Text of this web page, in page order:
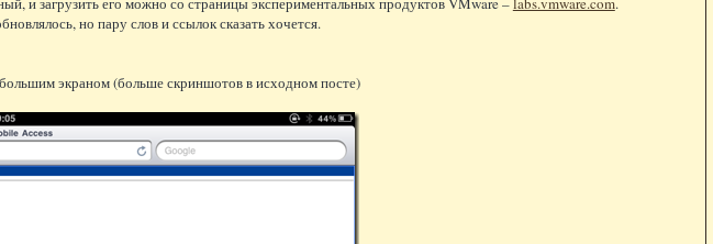
но пару слов и ссылок сказать хочется.
экраном (больше скриншотов в исходном посте)